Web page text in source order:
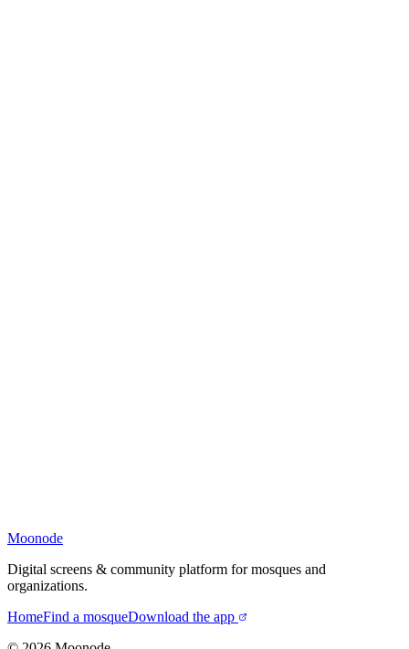
Moonode
Digital screens & community platform for mosques and
organizations.
HomeFind a mosqueDownload the app